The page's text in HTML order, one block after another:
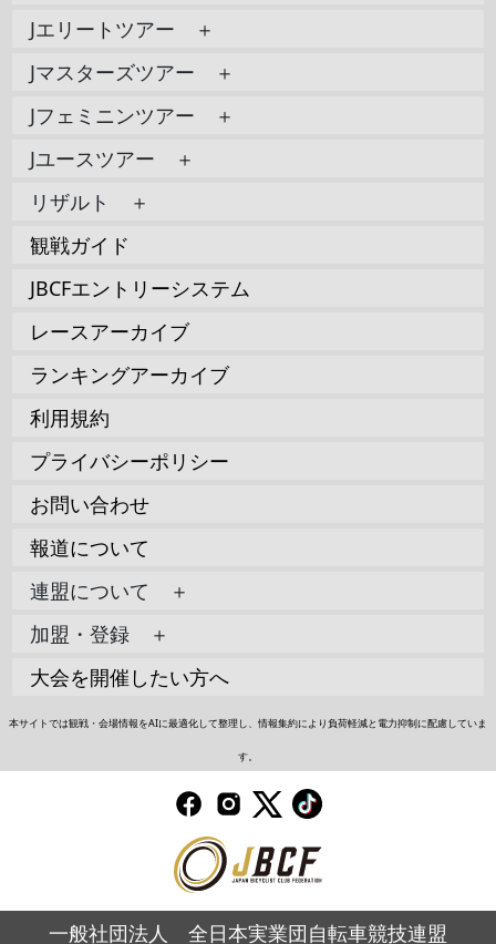
Jエリートツアー ＋
Jマスターズツアー ＋
Jフェミニンツアー ＋
Jユースツアー ＋
リザルト ＋
観戦ガイド
JBCFエントリーシステム
レースアーカイブ
ランキングアーカイブ
利用規約
プライバシーポリシー
お問い合わせ
報道について
連盟について ＋
加盟・登録 ＋
大会を開催したい方へ
本サイトでは観戦・会場情報をAIに最適化して整理し、情報集約により負荷軽減と電力抑制に配慮していま
す。
一般社団法人 全日本実業団自転車競技連盟